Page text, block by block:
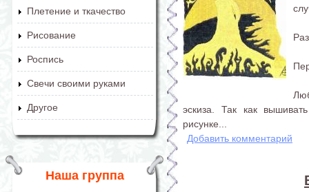
Плетение и ткачество
Рисование
Роспись
Свечи своими руками
Другое
Наша группа
эскиза. Так как
рисунке...
Добавить комментарий